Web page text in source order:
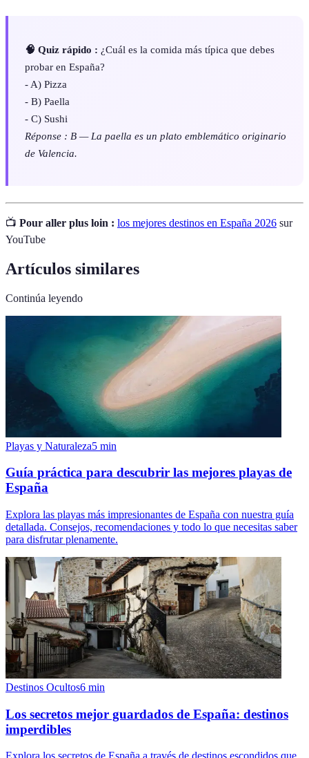
🧠 Quiz rápido : ¿Cuál es la comida más típica que debes
probar en España?
- A) Pizza
- B) Paella
- C) Sushi
Réponse : B — La paella es un plato emblemático originario
de Valencia.
📺 Pour aller plus loin : los mejores destinos en España 2026 sur
YouTube
Artículos similares
Continúa leyendo
Playas y Naturaleza5 min
Guía práctica para descubrir las mejores playas de
España
Explora las playas más impresionantes de España con nuestra guía
detallada. Consejos, recomendaciones y todo lo que necesitas saber
para disfrutar plenamente.
Destinos Ocultos6 min
Los secretos mejor guardados de España: destinos
imperdibles